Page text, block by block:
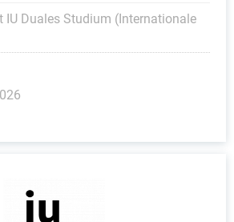
IU Duales Studium (Internationale